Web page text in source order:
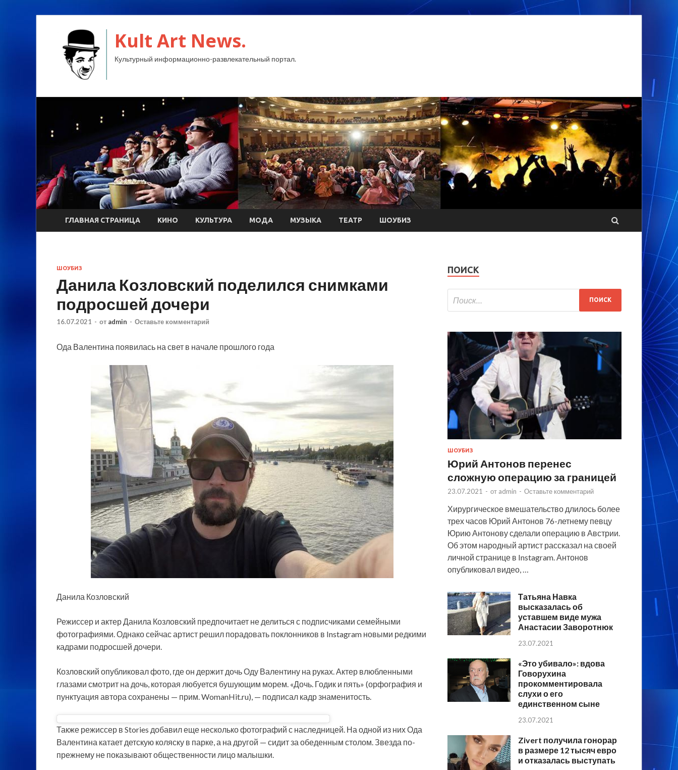
Kult Art News.
Культурный информационно-развлекательный портал.
ГЛАВНАЯ СТРАНИЦА КИНО КУЛЬТУРА МОДА МУЗЫКА ТЕАТР ШОУБИЗ
ШОУБИЗ
Данила Козловский поделился снимками
подросшей дочери
16.07.2021 - от admin - Оставьте комментарий
Ода Валентина появилась на свет в начале прошлого года
Данила Козловский
Режиссер и актер Данила Козловский предпочитает не делиться с подписчиками семейными
фотографиями. Однако сейчас артист решил порадовать поклонников в Instagram новыми редкими
кадрами подросшей дочери.
Козловский опубликовал фото, где он держит дочь Оду Валентину на руках. Актер влюбленными
глазами смотрит на дочь, которая любуется бушующим морем. «Дочь. Годик и пять» (орфография и
пунктуация автора сохранены — прим. WomanHit.ru), — подписал кадр знаменитость.
Также режиссер в Stories добавил еще несколько фотографий с наследницей. На одной из них Ода
Валентина катает детскую коляску в парке, а на другой — сидит за обеденным столом. Звезда по-
прежнему не показывают общественности лицо малышки.
ПОИСК
ШОУБИЗ
Юрий Антонов перенес
сложную операцию за границей
23.07.2021 - от admin - Оставьте комментарий
Хирургическое вмешательство длилось более
трех часов Юрий Антонов 76-летнему певцу
Юрию Антонову сделали операцию в Австрии.
Об этом народный артист рассказал на своей
личной странице в Instagram. Антонов
опубликовал видео, …
Татьяна Навка
высказалась об
уставшем виде мужа
Анастасии Заворотнюк
23.07.2021
«Это убивало»: вдова
Говорухина
прокомментировала
слухи о его
единственном сыне
23.07.2021
Zivert получила гонорар
в размере 12 тысяч евро
и отказалась выступать